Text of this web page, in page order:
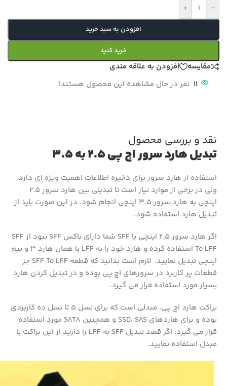
-
+
افزودن به سبد خرید
خرید کنید
مقایسه
افزودن به علاقه مندی
11 نفر در حال مشاهده این محصول هستند!
نقد و بررسی محصول
تبدیل هارد سرور اچ پی 2.5 به 3.5
استفاده از هارد سرور برای ذخیره اطلاعات اهمیت ویژه ای دارد.
ولی در برخی از موارد نیاز است تا تبدیلی بین هارد سرور 2.5
اینچی به هارد سرور 3.5 اینچی انجام شود. در این صورت باید از
تبدیل هارد استفاده شود.
اگر هارد سرور 2.5 اینچی یا SFF شما دارای باکس SFF نبود از SFF
To LFF استفاده کرده و هارد خود را به LFF یا همان هارد 3 و نیم
اینچی تبدیل نمایید. لازم است بدانید که قطعه SFF To LFF جز
قطعات پر کاربرد در سرورهای اچ پی بوده و در تبدیل کردن هارد
بسیار مورد استفاده قرار می گیرد.
براکت هارد اچ پی، مبدلی است که برای نسل 5 تا نسل ده کاربردی
بوده و برای هاردهای SSD، SAS و همچنین SATA مورد استفاده
قرار می گیرد. اگر قصد تبدیل SFF به LFF را دارید از این براکت یا
مبدل استفاده نمایید.